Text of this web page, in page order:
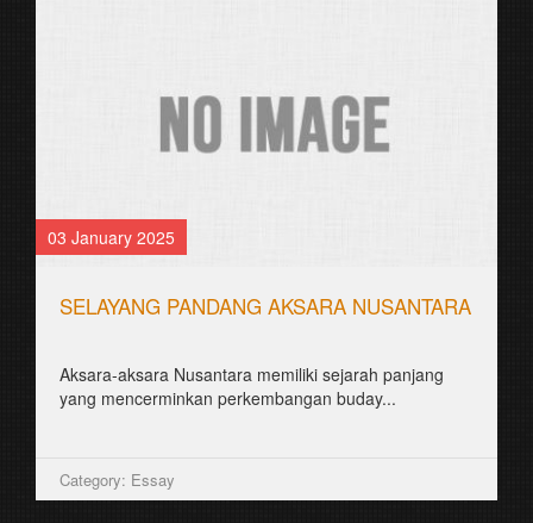
03 January 2025
SELAYANG PANDANG AKSARA NUSANTARA
Aksara-aksara Nusantara memiliki sejarah panjang
yang mencerminkan perkembangan buday...
Category: Essay